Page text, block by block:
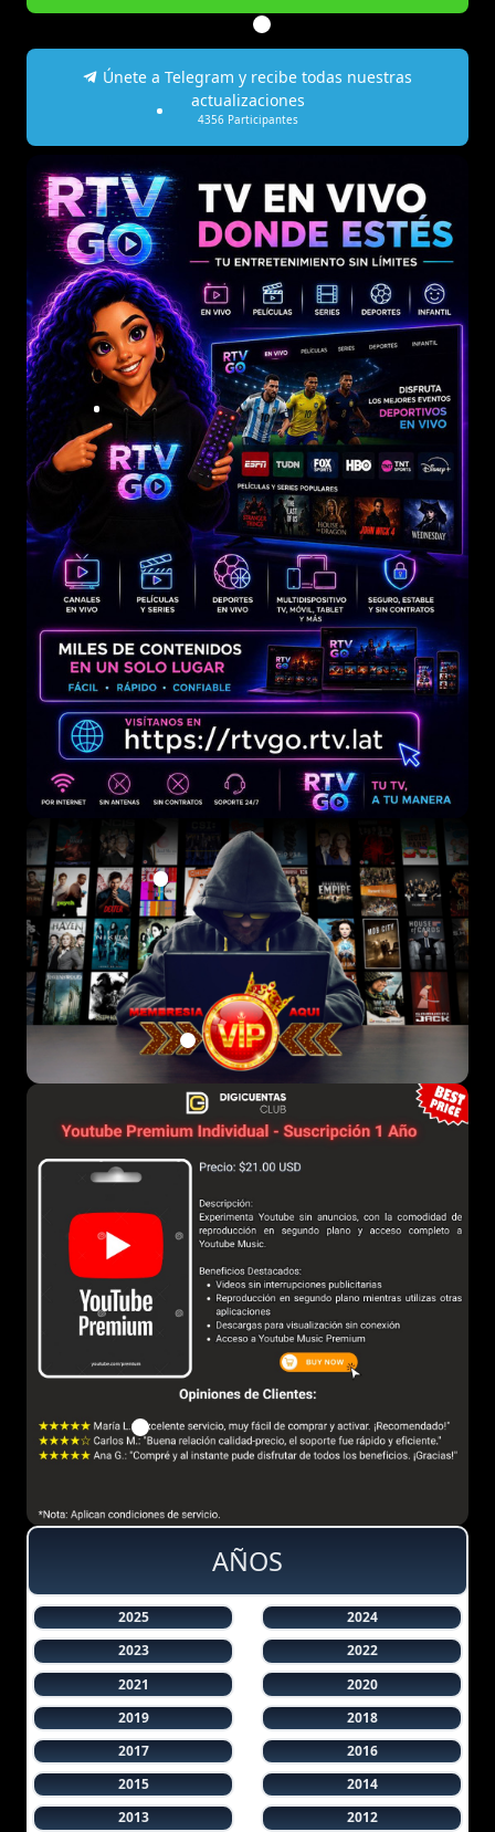
Únete a Telegram y recibe todas nuestras
actualizaciones
4356 Participantes
AÑOS
2025
2024
2023
2022
2021
2020
2019
2018
2017
2016
2015
2014
2013
2012